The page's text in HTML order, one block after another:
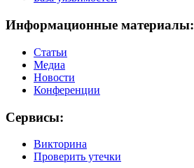
Информационные материалы:
Статьи
Медиа
Новости
Конференции
Сервисы:
Викторина
Проверить утечки